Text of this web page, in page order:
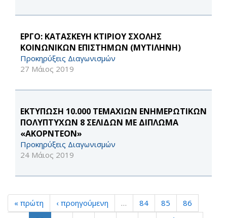
ΕΡΓΟ: ΚΑΤΑΣΚΕΥΗ ΚΤΙΡΙΟΥ ΣΧΟΛΗΣ
ΚΟΙΝΩΝΙΚΩΝ ΕΠΙΣΤΗΜΩΝ (ΜΥΤΙΛΗΝΗ)
Προκηρύξεις Διαγωνισμών
27 Μάιος 2019
ΕΚΤΥΠΩΣΗ 10.000 ΤΕΜΑΧΙΩΝ ΕΝΗΜΕΡΩΤΙΚΩΝ
ΠΟΛΥΠΤΥΧΩΝ 8 ΣΕΛΙΔΩΝ ΜΕ ΔΙΠΛΩΜΑ
«ΑΚΟΡΝΤΕΟΝ»
Προκηρύξεις Διαγωνισμών
24 Μάιος 2019
« πρώτη ‹ προηγούμενη … 84 85
86